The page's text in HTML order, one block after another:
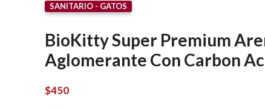
SANITARIO - GATOS
BioKitty Super Premium
Aglomerante Con Carbon
$450